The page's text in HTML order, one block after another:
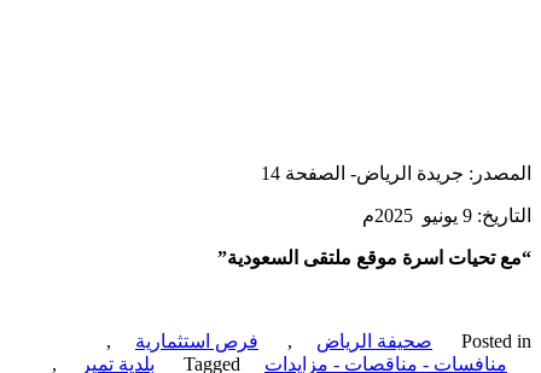
جريدة الرياض- الصفحة 14
2025م
تحيات اسرة موقع ملتقى السعودية”
صحيفة الرياض , فرص استثمارية
,
- مناقصات - مزايدات
Tagged بلدية تمير
,